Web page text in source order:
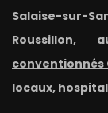
Salaise-sur-
conventionnés
locaux,